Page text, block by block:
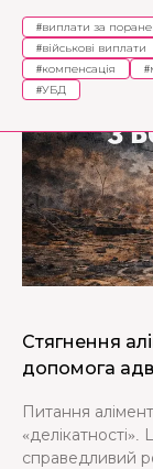
#виплати за
#військові виплати
#компенсація #
#УБД
Стягнення
допомога
Питання
«делікатності».
справедливий